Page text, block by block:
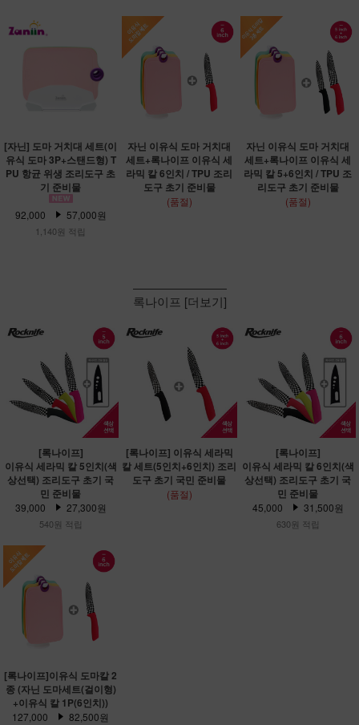
[자닌] 도마 거치대 세트(이
유식 도마 3P+스탠드형) T
PU 항균 위생 조리도구 초
기 준비물
92,000 57,000원
1,140원 적립
자닌 이유식 도마 거치대
세트+록나이프 이유식 세
라믹 칼 6인치 / TPU 조리
도구 초기 준비물
(품절)
자닌 이유식 도마 거치대
세트+록나이프 이유식 세
라믹 칼 5+6인치 / TPU 조
리도구 초기 준비물
(품절)
록나이프 [더보기]
[록나이프]
이유식 세라믹 칼 5인치(색
상선택) 조리도구 초기 국
민 준비물
39,000 27,300원
540원 적립
[록나이프] 이유식 세라믹
칼 세트(5인치+6인치) 조리
도구 초기 국민 준비물
(품절)
[록나이프]
이유식 세라믹 칼 6인치(색
상선택) 조리도구 초기 국
민 준비물
45,000 31,500원
630원 적립
[록나이프]이유식 도마칼 2
종 (자닌 도마세트(걸이형)
+이유식 칼 1P(6인치))
127,000 82,500원